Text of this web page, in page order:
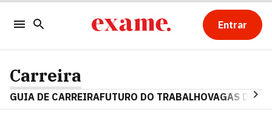
Entrar
Carreira
GUIA DE CARREIRAFUTURO DO TRABALHOVAGAS DE